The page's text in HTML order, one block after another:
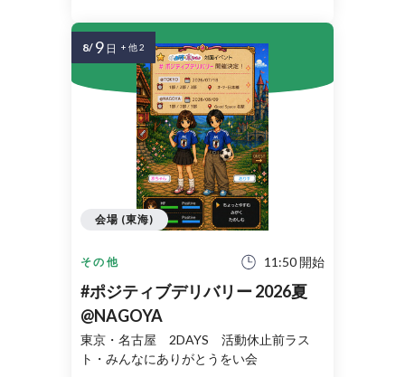
その他 11:50 開始
#ポジティブデリバリー 2026夏
@NAGOYA
東京・名古屋 2DAYS 活動休止前ラス
ト・みんなにありがとうをい会
会場 (東海)
8/ 9 日 + 他 2